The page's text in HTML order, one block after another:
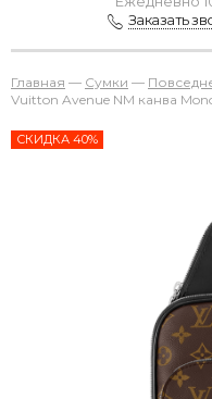
Заказать
Главная — Сумки —
Vuitton Avenue NM канва
СКИДКА 40%